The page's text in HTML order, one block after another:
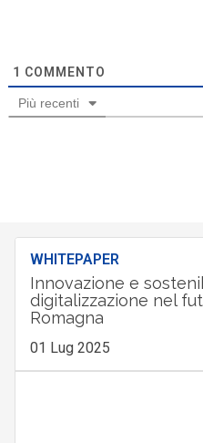
1 COMMENTO
Più recenti
WHITEPAPER
Innovazione e
digitalizzazione nel
Romagna
01 Lug 2025